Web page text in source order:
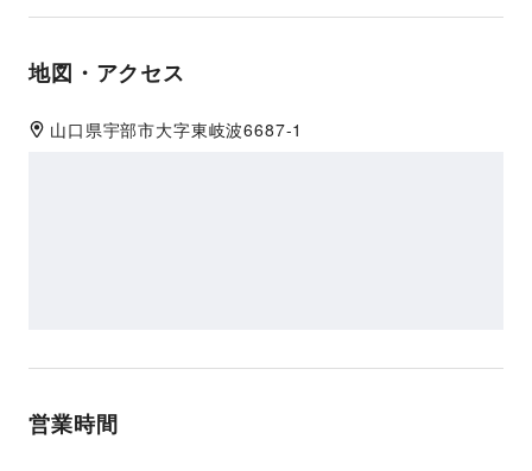
地図・アクセス
山口県宇部市大字東岐波6687-1
営業時間